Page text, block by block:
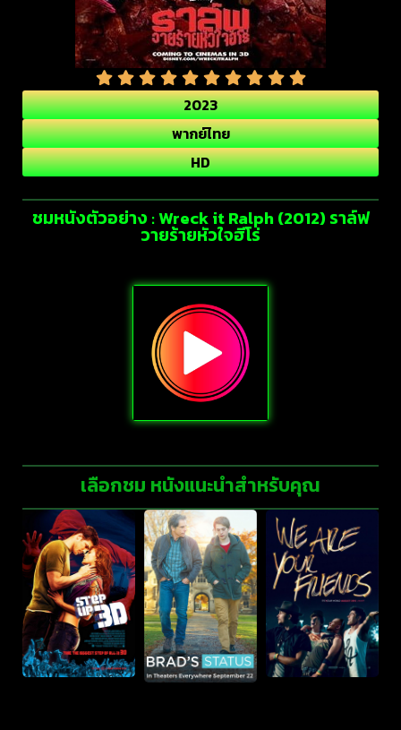
2023
พากย์ไทย
HD
ชมหนังตัวอย่าง : Wreck it Ralph (2012) ราล์ฟ
วายร้ายหัวใจฮีโร่
เลือกชม หนังแนะนำสำหรับคุณ